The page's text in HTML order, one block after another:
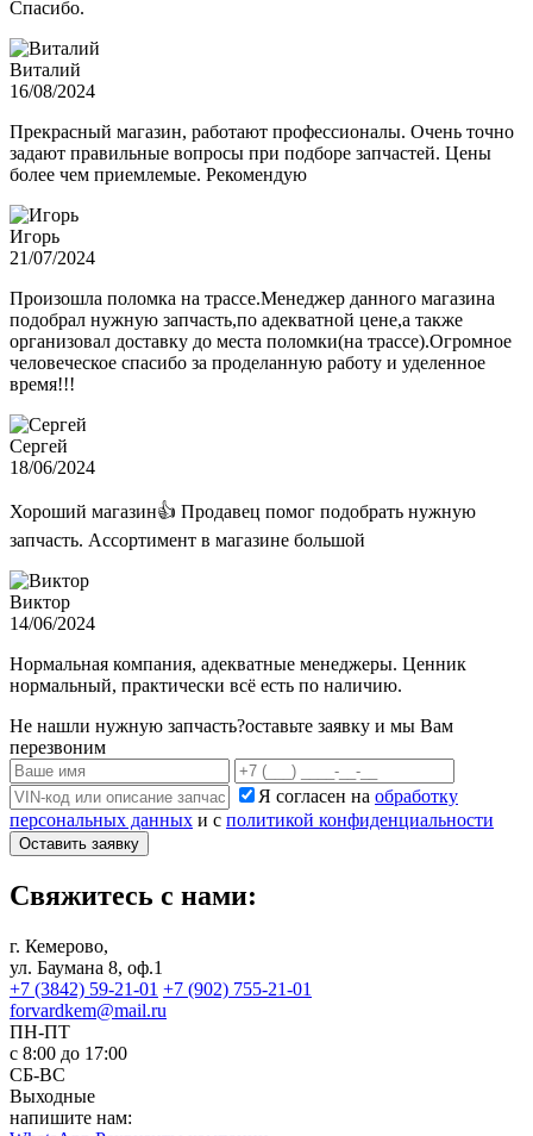
Спасибо.
Виталий
16/08/2024
Прекрасный магазин, работают профессионалы. Очень точно
задают правильные вопросы при подборе запчастей. Цены
более чем приемлемые. Рекомендую
Игорь
21/07/2024
Произошла поломка на трассе.Менеджер данного магазина
подобрал нужную запчасть,по адекватной цене,а также
организовал доставку до места поломки(на трассе).Огромное
человеческое спасибо за проделанную работу и уделенное
время!!!
Сергей
18/06/2024
Хороший магазин👍 Продавец помог подобрать нужную
запчасть. Ассортимент в магазине большой
Виктор
14/06/2024
Нормальная компания, адекватные менеджеры. Ценник
нормальный, практически всё есть по наличию.
Не нашли нужную запчасть?оставьте заявку и мы Вам
перезвоним
Я согласен на обработку
персональных данных и с политикой конфиденциальности
Оставить заявку
Свяжитесь с нами:
г. Кемерово,
ул. Баумана 8, оф.1
+7 (3842) 59-21-01 +7 (902) 755-21-01
forvardkem@mail.ru
ПН-ПТ
с 8:00 до 17:00
СБ-ВС
Выходные
напишите нам: